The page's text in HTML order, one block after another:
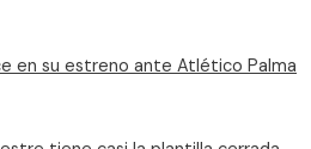
en su estreno ante Atlético Palma